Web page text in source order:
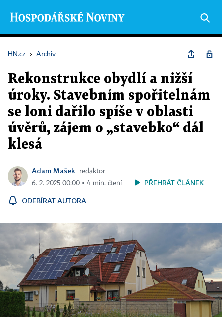
HN.cz › Archiv
Rekonstrukce obydlí a nižší
úroky. Stavebním spořitelnám
se loni dařilo spíše v oblasti
úvěrů, zájem o „stavebko“ dál
klesá
Adam Mašek
redaktor
6. 2. 2025 00:00 ▪ 4 min. čtení
PŘEHRÁT ČLÁNEK
ODEBÍRAT AUTORA